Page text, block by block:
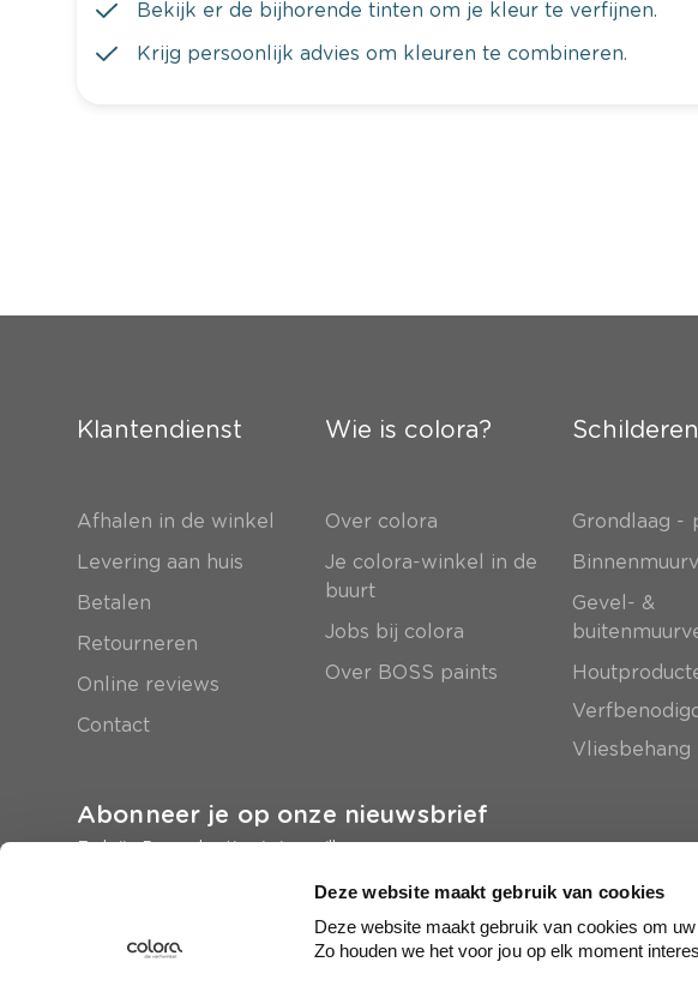
Deze website maakt gebruik van cookies
Deze website maakt gebruik van cookies om
Zo houden we het voor jou op elk moment
Bekijk er de bijhorende tinten om je kleur te verfijnen.
Krijg persoonlijk advies om kleuren te combineren.
Klantendienst
Afhalen in de winkel
Levering aan huis
Betalen
Retourneren
Online reviews
Contact
Wie is colora?
Over colora
Je colora-winkel in de
buurt
Jobs bij colora
Over BOSS paints
Schilderen
Grondlaag -
Gevel- &
Vliesbehang
Abonneer je op onze nieuwsbrief
En krijg 5 euro korting in je mailbox
Inschrijven